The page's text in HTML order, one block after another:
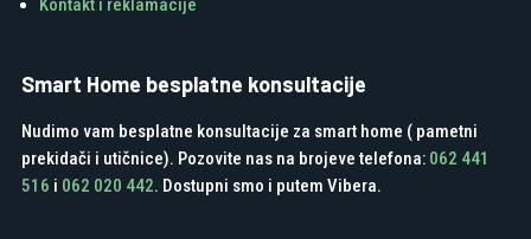
Kontakt i reklamacije
Smart Home besplatne konsultacije
Nudimo vam besplatne konsultacije za smart home ( pametni
prekidači i utičnice). Pozovite nas na brojeve telefona: 062 441
516 i 062 020 442. Dostupni smo i putem Vibera.